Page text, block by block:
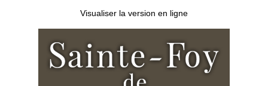
Visualiser la version en ligne